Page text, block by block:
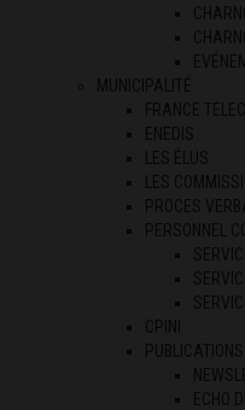
MUNICIPALITÉ
FRANCE
ENEDIS
LES ÉLUS
LES
PROCES
PERSONNEL
CPINI
PUBLICATIONS
ECHO